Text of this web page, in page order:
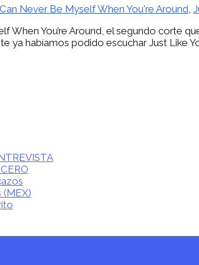
Never Be Myself When You're Around,
When You’re Around, el segundo corte
ya habíamos podido escuchar Just Like
(MEX)